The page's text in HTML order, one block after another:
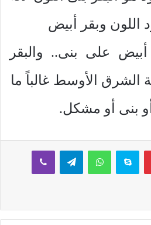
اللون وبقر أبيض
أبيض على بنى.. والبقر
الشرق الأوسط غالباً ما
بنى أو مشكل.
بينتيريستسكايب واتساب تيلقرام ڤايبر